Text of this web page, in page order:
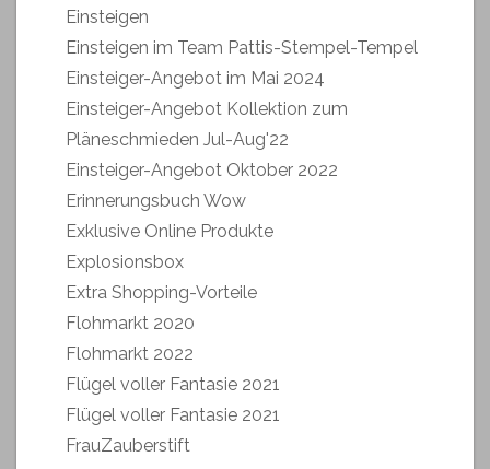
Einsteigen
Einsteigen im Team Pattis-Stempel-Tempel
Einsteiger-Angebot im Mai 2024
Einsteiger-Angebot Kollektion zum
Pläneschmieden Jul-Aug'22
Einsteiger-Angebot Oktober 2022
Erinnerungsbuch Wow
Exklusive Online Produkte
Explosionsbox
Extra Shopping-Vorteile
Flohmarkt 2020
Flohmarkt 2022
Flügel voller Fantasie 2021
Flügel voller Fantasie 2021
FrauZauberstift